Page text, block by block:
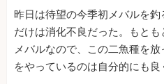
昨日は待望の今季初メバルを
だけは消化不良だった。もと
メバルなので、この二魚種を
をやっているのは自分的にも良